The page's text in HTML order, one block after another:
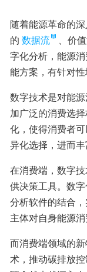
随着能源革命的
的 数据流
、价
字化分析，能源
能方案，有针对性
数字技术是对能
加广泛的消费选
化，使得消费者
异化选择，进而丰
在消费端，数字
供决策工具。数
分析软件的结合
主体对自身能源消
而消费端领域的
术，推动碳排放